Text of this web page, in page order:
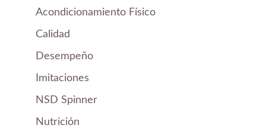
Acondicionamiento Físico
Calidad
Desempeño
Imitaciones
NSD Spinner
Nutrición